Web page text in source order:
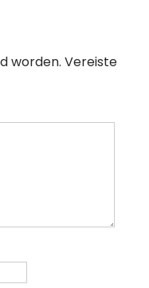
worden. Vereiste